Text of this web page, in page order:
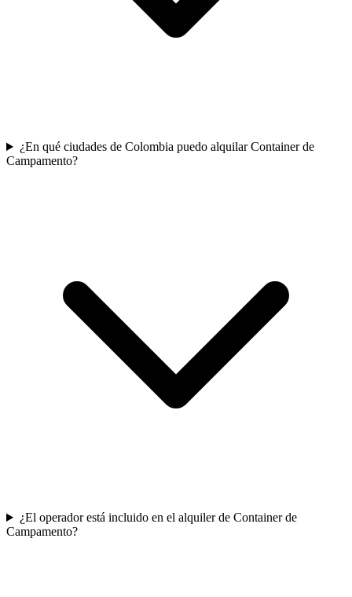
¿En qué ciudades de Colombia puedo alquilar Container de
Campamento?
¿El operador está incluido en el alquiler de Container de
Campamento?